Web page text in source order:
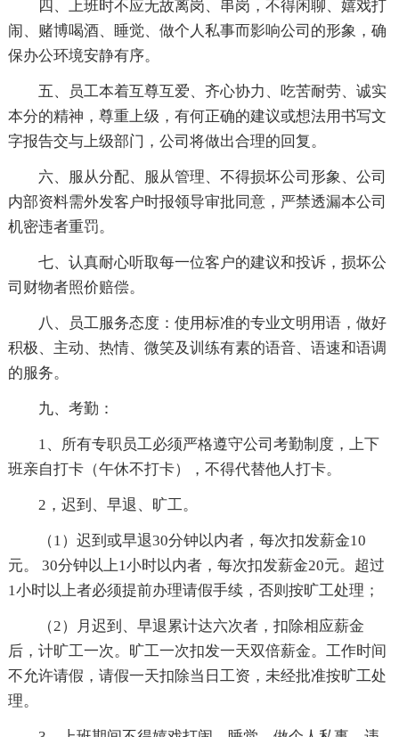
四、上班时不应无故离岗、串岗，不得闲聊、嬉戏打
闹、赌博喝酒、睡觉、做个人私事而影响公司的形象，确
保办公环境安静有序。
五、员工本着互尊互爱、齐心协力、吃苦耐劳、诚实
本分的精神，尊重上级，有何正确的建议或想法用书写文
字报告交与上级部门，公司将做出合理的回复。
六、服从分配、服从管理、不得损坏公司形象、公司
内部资料需外发客户时报领导审批同意，严禁透漏本公司
机密违者重罚。
七、认真耐心听取每一位客户的建议和投诉，损坏公
司财物者照价赔偿。
八、员工服务态度：使用标准的专业文明用语，做好
积极、主动、热情、微笑及训练有素的语音、语速和语调
的服务。
九、考勤：
1、所有专职员工必须严格遵守公司考勤制度，上下
班亲自打卡（午休不打卡），不得代替他人打卡。
2，迟到、早退、旷工。
（1）迟到或早退30分钟以内者，每次扣发薪金10
元。 30分钟以上1小时以内者，每次扣发薪金20元。超过
1小时以上者必须提前办理请假手续，否则按旷工处理；
（2）月迟到、早退累计达六次者，扣除相应薪金
后，计旷工一次。旷工一次扣发一天双倍薪金。工作时间
不允许请假，请假一天扣除当日工资，未经批准按旷工处
理。